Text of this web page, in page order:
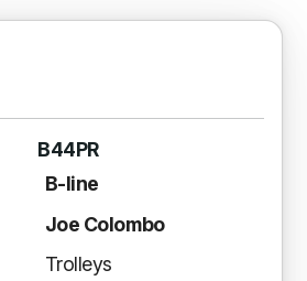
B44PR
B-line
Joe Colombo
Trolleys